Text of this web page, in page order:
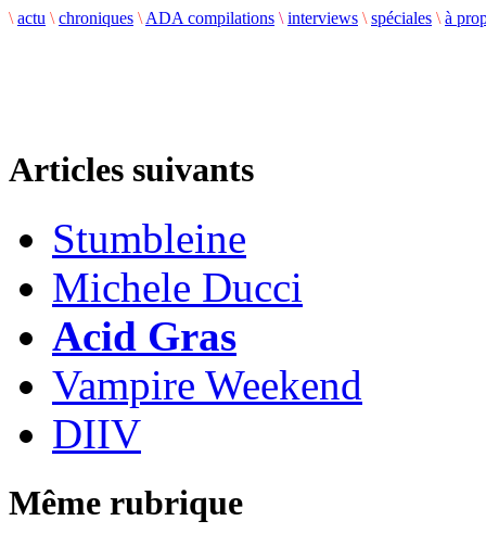
\ actu \ chroniques \ ADA compilations \ interviews \ spéciales \ à
Articles suivants
Stumbleine
Michele Ducci
Acid Gras
Vampire Weekend
DIIV
Même rubrique